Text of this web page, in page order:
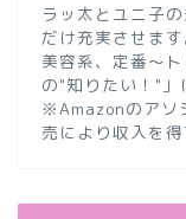
ラッ太とユニ子
だけ充実させま
美容系、定番〜
の"知りたい！"」
※Amazonのアソ
売により収入を得